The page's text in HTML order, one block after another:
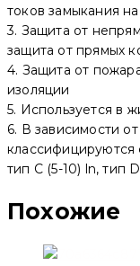
токов замыкания
3. Защита от
защита от прямых
4. Защита от
изоляции
5. Используется в
6. В зависимости
тип C (5-10) ln, тип
Похожие